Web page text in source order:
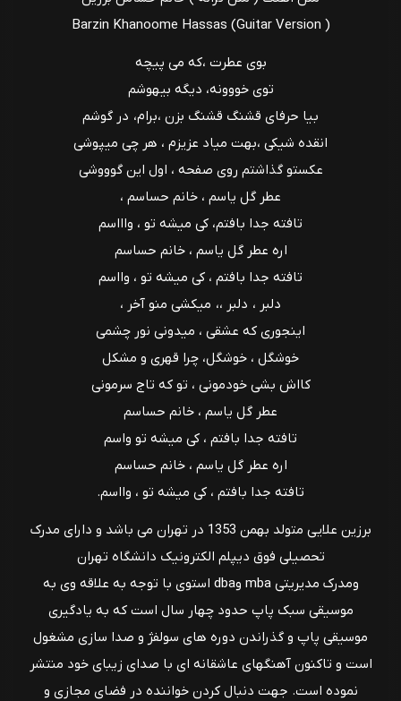
Barzin Khanoome Hassas (Guitar Version )
بوی عطرت ،که می پیچه
توی خووونه، دیگه بیهوشم
بیا حرفای قشنگ قشنگ بزن ،برام، در گوشم
انقده شیکی ،بهت میاد عزیزم ، هر چی میپوشی
عکستو گذاشتم روی صفحه ، اول این گوووشی
عطر گل یاسم ، خانم حساسم ،
تافته جدا بافتم، کی میشه تو ، واااسم
اره عطر گل یاسم ، خانم حساسم
تافته جدا بافتم ، کی میشه تو ، وااسم
دلبر ، دلبر ،، میکشی منو آخر ،
اینجوری که عشقی ، میدونی نور چشمی
خوشگل ، خوشگل، چرا قهری و مشکل
کااش بشی خودمونی ، تو که تاج سرمونی
عطر گل یاسم ، خانم حساسم
تافته جدا بافتم ، کی میشه تو واسم
اره عطر گل یاسم ، خانم حساسم
تافته جدا بافتم ، کی میشه تو ، وااسم.
برزین علایی متولد بهمن 1353 در تهران می باشد و دارای مدرک
تحصیلی فوق دیپلم الکترونیک دانشگاه تهران
ومدرک مدیریتی mba وdba استوی با توجه به علاقه وی به
موسیقی سبک پاپ حدود چهار سال است که به یادگیری
موسیقی پاپ و گذراندن دوره های سولفژ و صدا سازی مشغول
است و تاکنون آهنگهای عاشقانه ای با صدای زیبای خود منتشر
نموده است. جهت دنبال کردن خواننده در فضای مجازی و